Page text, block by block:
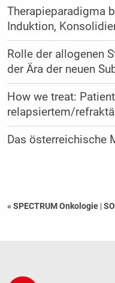
Therapieparadigma
Induktion,
Rolle der allogenen
der Ära der neuen
How we treat:
relapsiertem/
Das österreichische
« SPECTRUM Onkologie |